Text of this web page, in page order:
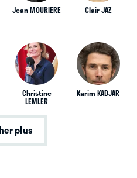
Jean MOURIERE Clair JAZ
Christine
LEMLER
Karim KADJAR
plus